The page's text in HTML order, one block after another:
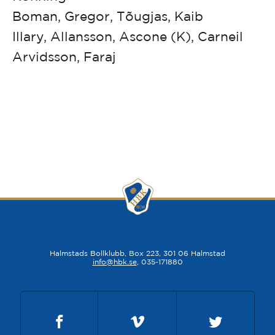
Boman, Gregor, Tõugjas, Kaib
Illary, Allansson, Ascone (K), Carneil
Arvidsson, Faraj
Halmstads Bollklubb, Box 223, 301 06 Halmstad
info@hbk.se, 035-171880